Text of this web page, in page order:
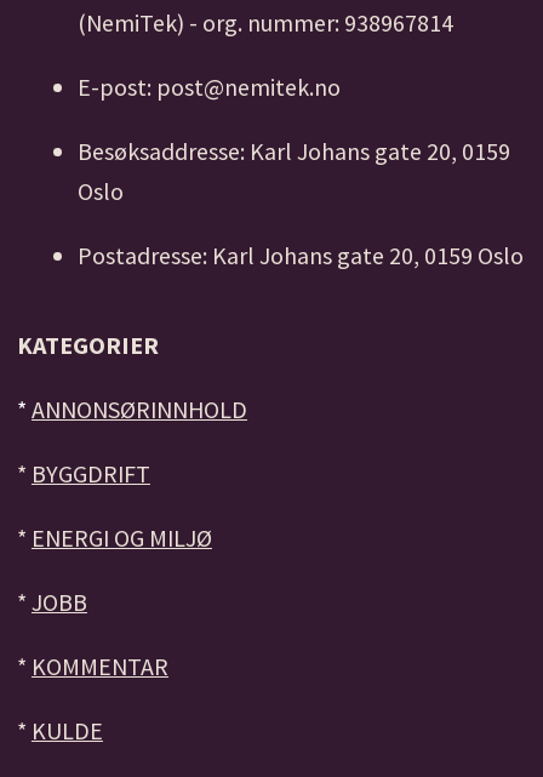
(NemiTek) - org. nummer: 938967814
E-post: post@nemitek.no
Besøksaddresse: Karl Johans gate 20, 0159
Oslo
Postadresse: Karl Johans gate 20, 0159 Oslo
KATEGORIER
* ANNONSØRINNHOLD
* BYGGDRIFT
* ENERGI OG MILJØ
* JOBB
* KOMMENTAR
* KULDE